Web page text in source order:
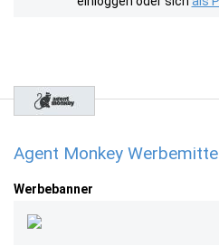
Agent Monkey
Werbebanner